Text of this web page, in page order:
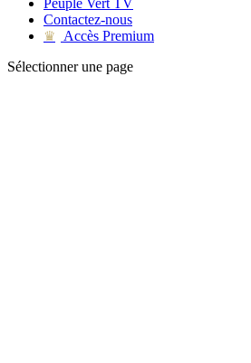
Peuple Vert TV
Contactez-nous
♛
Accès Premium
Sélectionner une page